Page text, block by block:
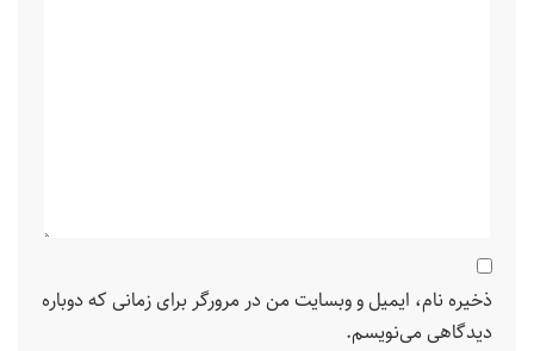
ذخیره نام، ایمیل و وبسایت من در مرورگر برای زمانی که دوباره
دیدگاهی می‌نویسم.